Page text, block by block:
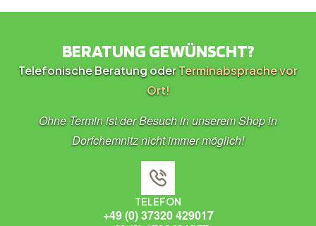
BERATUNG GEWÜNSCHT?
Telefonische Beratung oderTerminabsprache vor
Ort!
Ohne Termin ist der Besuch in unserem Shop in
Dorfchemnitz nicht immer möglich!
TELEFON
+49 (0) 37320 429017